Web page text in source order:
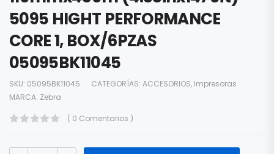
5095 HIGHT PERFORMANCE
CORE 1, BOX/6PZAS
05095BK11045
SKU: 05095BK11045 CATEGORÍAS: ACCESORIOS, Impresoras
MARCA: Zebra
( 0 Comentarios )